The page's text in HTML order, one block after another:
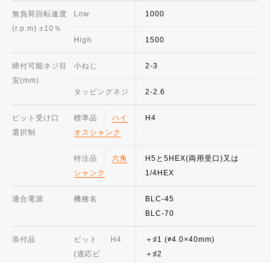
無負荷回転速度
(r.p.m) ±10％
Low
High
締付可能ネジ目
安(mm)
小ねじ
タッピングネジ
ビット受け口
選択制
標準品
ハイ
オスシャンク
特注品
六角
シャンク
適合電源 機種名
添付品
ビット
(適応ビ
H4
1000
1500
2-3
2-2.6
H4
H5と5HEX(両用受口)又は
1/4HEX
BLC-45
BLC-70
＋♯1 (∅4.0×40mm)
＋♯2